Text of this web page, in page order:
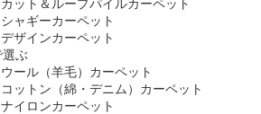
カット＆ループパイルカーペット
シャギーカーペット
デザインカーペット
ぶ
ウール（羊毛）カーペット
コットン（綿・デニム）カーペット
ナイロンカーペット